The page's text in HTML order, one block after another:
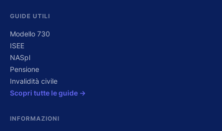
GUIDE UTILI
Modello 730
ISEE
NASpI
Pensione
Invalidità civile
Scopri tutte le guide →
INFORMAZIONI